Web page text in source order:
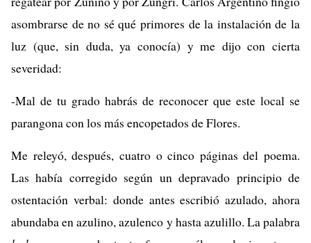
asombrarse de no sé qué primores de la instalación de la
luz (que, sin duda, ya conocía) y me dijo con cierta
severidad:
-Mal de tu grado habrás de reconocer que este local se
parangona con los más encopetados de Flores.
Me releyó, después, cuatro o cinco páginas del poema.
Las había corregido según un depravado principio de
ostentación verbal: donde antes escribió azulado, ahora
abundaba en azulino, azulenco y hasta azulillo. La palabra